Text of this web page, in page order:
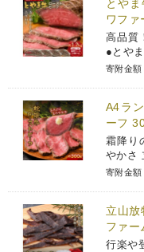
とや
ワファ
高品質
●とや
寄附金額
A4ラ
ーフ
霜降り
やかさ
寄附金額
立山放
ファ
行楽や